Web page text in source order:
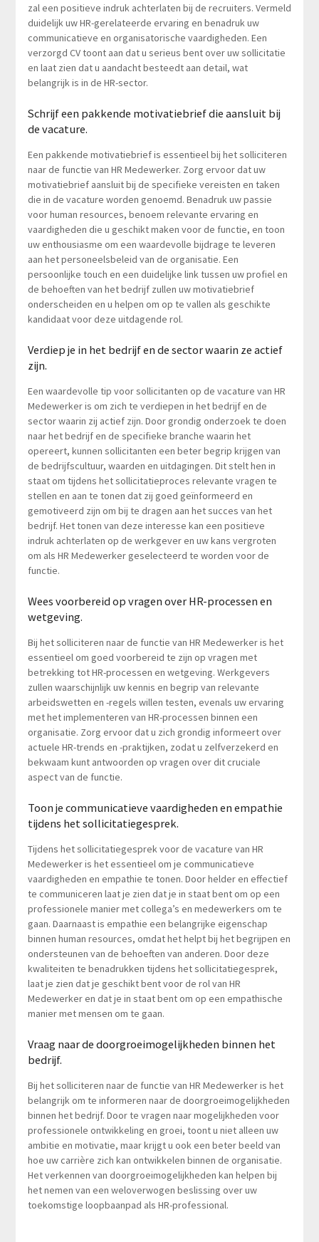
zal een positieve indruk achterlaten bij de recruiters. Vermeld
duidelijk uw HR-gerelateerde ervaring en benadruk uw
communicatieve en organisatorische vaardigheden. Een
verzorgd CV toont aan dat u serieus bent over uw sollicitatie
en laat zien dat u aandacht besteedt aan detail, wat
belangrijk is in de HR-sector.
Schrijf een pakkende motivatiebrief die aansluit bij
de vacature.
Een pakkende motivatiebrief is essentieel bij het solliciteren
naar de functie van HR Medewerker. Zorg ervoor dat uw
motivatiebrief aansluit bij de specifieke vereisten en taken
die in de vacature worden genoemd. Benadruk uw passie
voor human resources, benoem relevante ervaring en
vaardigheden die u geschikt maken voor de functie, en toon
uw enthousiasme om een waardevolle bijdrage te leveren
aan het personeelsbeleid van de organisatie. Een
persoonlijke touch en een duidelijke link tussen uw profiel en
de behoeften van het bedrijf zullen uw motivatiebrief
onderscheiden en u helpen om op te vallen als geschikte
kandidaat voor deze uitdagende rol.
Verdiep je in het bedrijf en de sector waarin ze actief
zijn.
Een waardevolle tip voor sollicitanten op de vacature van HR
Medewerker is om zich te verdiepen in het bedrijf en de
sector waarin zij actief zijn. Door grondig onderzoek te doen
naar het bedrijf en de specifieke branche waarin het
opereert, kunnen sollicitanten een beter begrip krijgen van
de bedrijfscultuur, waarden en uitdagingen. Dit stelt hen in
staat om tijdens het sollicitatieproces relevante vragen te
stellen en aan te tonen dat zij goed geïnformeerd en
gemotiveerd zijn om bij te dragen aan het succes van het
bedrijf. Het tonen van deze interesse kan een positieve
indruk achterlaten op de werkgever en uw kans vergroten
om als HR Medewerker geselecteerd te worden voor de
functie.
Wees voorbereid op vragen over HR-processen en
wetgeving.
Bij het solliciteren naar de functie van HR Medewerker is het
essentieel om goed voorbereid te zijn op vragen met
betrekking tot HR-processen en wetgeving. Werkgevers
zullen waarschijnlijk uw kennis en begrip van relevante
arbeidswetten en -regels willen testen, evenals uw ervaring
met het implementeren van HR-processen binnen een
organisatie. Zorg ervoor dat u zich grondig informeert over
actuele HR-trends en -praktijken, zodat u zelfverzekerd en
bekwaam kunt antwoorden op vragen over dit cruciale
aspect van de functie.
Toon je communicatieve vaardigheden en empathie
tijdens het sollicitatiegesprek.
Tijdens het sollicitatiegesprek voor de vacature van HR
Medewerker is het essentieel om je communicatieve
vaardigheden en empathie te tonen. Door helder en effectief
te communiceren laat je zien dat je in staat bent om op een
professionele manier met collega’s en medewerkers om te
gaan. Daarnaast is empathie een belangrijke eigenschap
binnen human resources, omdat het helpt bij het begrijpen en
ondersteunen van de behoeften van anderen. Door deze
kwaliteiten te benadrukken tijdens het sollicitatiegesprek,
laat je zien dat je geschikt bent voor de rol van HR
Medewerker en dat je in staat bent om op een empathische
manier met mensen om te gaan.
Vraag naar de doorgroeimogelijkheden binnen het
bedrijf.
Bij het solliciteren naar de functie van HR Medewerker is het
belangrijk om te informeren naar de doorgroeimogelijkheden
binnen het bedrijf. Door te vragen naar mogelijkheden voor
professionele ontwikkeling en groei, toont u niet alleen uw
ambitie en motivatie, maar krijgt u ook een beter beeld van
hoe uw carrière zich kan ontwikkelen binnen de organisatie.
Het verkennen van doorgroeimogelijkheden kan helpen bij
het nemen van een weloverwogen beslissing over uw
toekomstige loopbaanpad als HR-professional.